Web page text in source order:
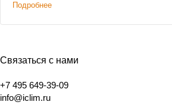
Подробнее
Связаться с нами
+7 495 649-39-09
info@iclim.ru